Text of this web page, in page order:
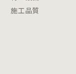
施工品質